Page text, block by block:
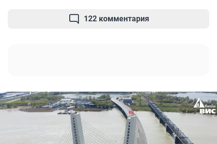
122 комментария